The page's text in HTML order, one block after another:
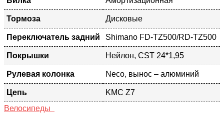
Тормоза Дисковые
Переключатель задний Shimano FD-TZ500/RD-TZ500
Покрышки Нейлон, CST 24*1,95
Рулевая колонка Neco, вынос – алюминий
Цепь
KMC Z7
Велосипеды